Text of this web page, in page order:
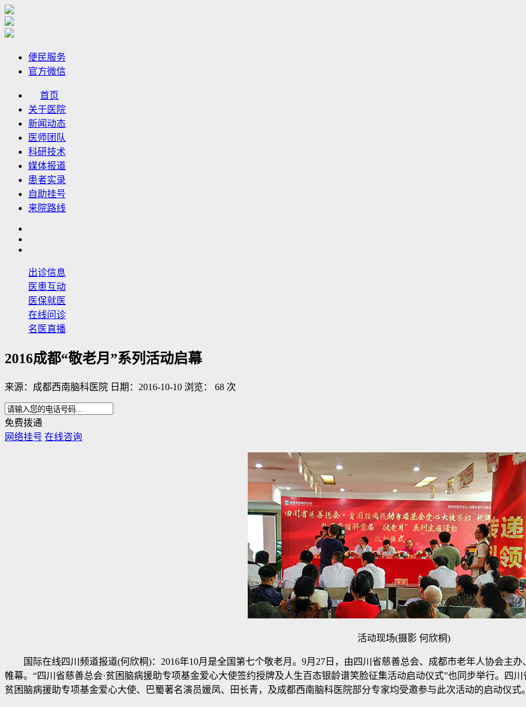
便民服务
官方微信
首页
关于医院
新闻动态
医师团队
科研技术
媒体报道
患者实录
自助挂号
来院路线
出诊信息
医患互动
医保就医
在线问诊
名医直播
2016成都“敬老月”系列活动启幕
来源：成都西南脑科医院 日期：2016-10-10 浏览： 68 次
免费拨通
网络挂号 在线咨询
活动现场(摄影 何欣桐)
国际在线四川频道报道(何欣桐)：2016年10月是全国第七个敬老月。9月27日，由四川省慈善总会、成都市老年人协会主
帷幕。“四川省慈善总会·贫困脑病援助专项基金爱心大使签约授牌及人生百态银龄谱笑脸征集活动启动仪式”也同步举行。四
贫困脑病援助专项基金爱心大使、巴蜀著名演员媛凤、田长青，及成都西南脑科医院部分专家均受邀参与此次活动的启动仪式